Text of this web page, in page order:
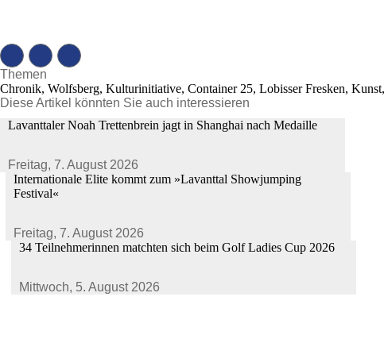
Themen
Chronik, Wolfsberg, Kulturinitiative, Container 25, Lobisser Fresken, Kunst,
Diese Artikel könnten Sie auch interessieren
Lavanttaler Noah Trettenbrein jagt in Shanghai nach Medaille
Freitag, 7. August 2026
Internationale Elite kommt zum »Lavanttal Showjumping
Festival«
Freitag, 7. August 2026
34 Teilnehmerinnen matchten sich beim Golf Ladies Cup 2026
Mittwoch, 5. August 2026